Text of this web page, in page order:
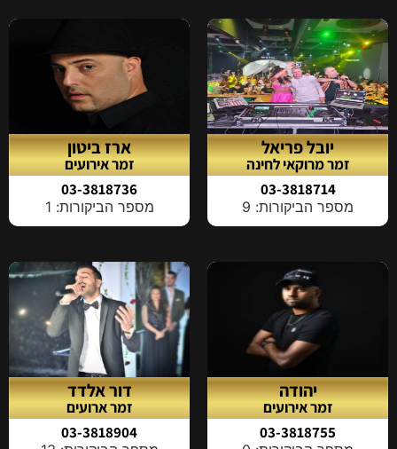
יובל פריאל
זמר מרוקאי לחינה
03-3818714
מספר הביקורות: 9
ארז ביטון
זמר אירועים
03-3818736
מספר הביקורות: 1
יהודה
זמר אירועים
03-3818755
דור אלדד
זמר ארועים
03-3818904